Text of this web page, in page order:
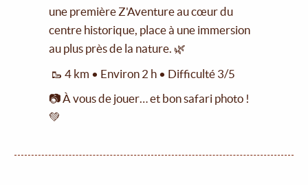
une première Z'Aventure au cœur du
centre historique, place à une immersion
au plus près de la nature. 🌿
🥾 4 km • Environ 2 h • Difficulté 3/5
📷 À vous de jouer… et bon safari photo !
💚